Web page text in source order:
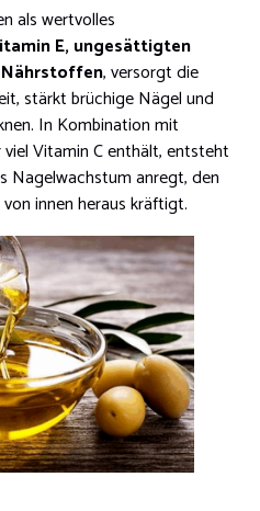
als wertvolles
E, ungesättigten
, versorgt die
stärkt brüchige Nägel und
In Kombination mit
viel Vitamin C enthält, entsteht
Nagelwachstum anregt, den
innen heraus kräftigt.